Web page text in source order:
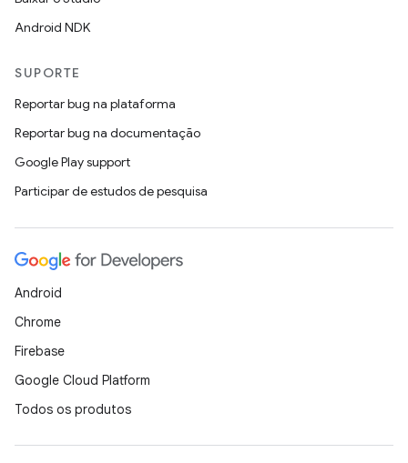
Android NDK
SUPORTE
Reportar bug na plataforma
Reportar bug na documentação
Google Play support
Participar de estudos de pesquisa
Android
Chrome
Firebase
Google Cloud Platform
Todos os produtos